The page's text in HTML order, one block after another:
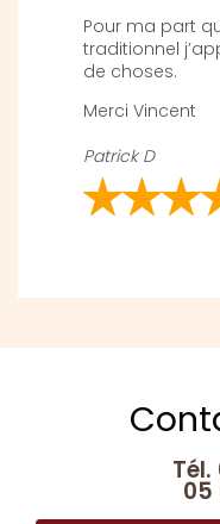
Pour ma part
traditionnel
de choses.
Merci Vincent
Patrick D
Tél.
05